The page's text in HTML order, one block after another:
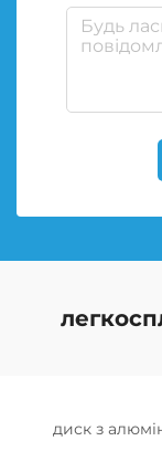
диск з